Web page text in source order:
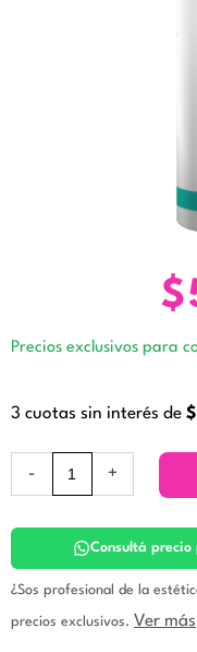
$
Precios exclusivos para
3 cuotas sin interés de $
-
Manchas.
cantidad
+
Consultá
¿Sos profesional de la
precios exclusivos. Ver más